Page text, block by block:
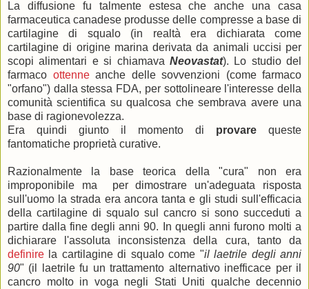
La diffusione fu talmente estesa che anche una casa
farmaceutica canadese produsse delle compresse a base di
cartilagine di squalo (in realtà era dichiarata come
cartilagine di origine marina derivata da animali uccisi per
scopi alimentari e si chiamava Neovastat). Lo studio del
farmaco ottenneanche delle sovvenzioni (come farmaco
"orfano") dalla stessa FDA, per sottolineare l'interesse della
comunità scientifica su qualcosa che sembrava avere una
base di ragionevolezza.
Era quindi giunto il momento di provare queste
fantomatiche proprietà curative.
Razionalmente la base teorica della "cura" non era
improponibile ma per dimostrare un'adeguata risposta
sull'uomo la strada era ancora tanta e gli studi sull'efficacia
della cartilagine di squalo sul cancro si sono succeduti a
partire dalla fine degli anni 90. In quegli anni furono molti a
dichiarare l'assoluta inconsistenza della cura, tanto da
definire la cartilagine di squalo come "il laetrile degli anni
90" (il laetrile fu un trattamento alternativo inefficace per il
cancro molto in voga negli Stati Uniti qualche decennio